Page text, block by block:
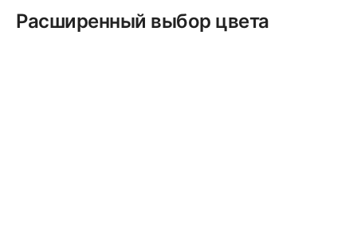
Расширенный выбор цвета